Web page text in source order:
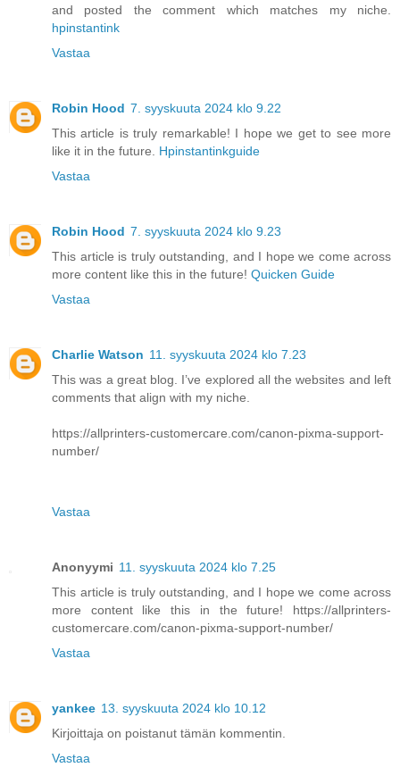
and posted the comment which matches my niche.
hpinstantink
Vastaa
Robin Hood 7. syyskuuta 2024 klo 9.22
This article is truly remarkable! I hope we get to see more
like it in the future. Hpinstantinkguide
Vastaa
Robin Hood 7. syyskuuta 2024 klo 9.23
This article is truly outstanding, and I hope we come across
more content like this in the future! Quicken Guide
Vastaa
Charlie Watson 11. syyskuuta 2024 klo 7.23
This was a great blog. I’ve explored all the websites and left
comments that align with my niche.
https://allprinters-customercare.com/canon-pixma-support-
number/
Vastaa
Anonyymi 11. syyskuuta 2024 klo 7.25
This article is truly outstanding, and I hope we come across
more content like this in the future! https://allprinters-
customercare.com/canon-pixma-support-number/
Vastaa
yankee 13. syyskuuta 2024 klo 10.12
Kirjoittaja on poistanut tämän kommentin.
Vastaa